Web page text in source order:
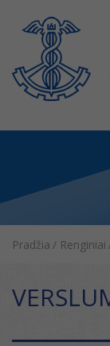
Pradžia / Renginiai